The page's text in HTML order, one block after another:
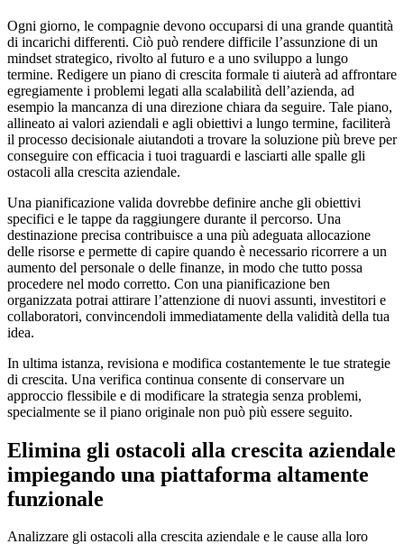
Ogni giorno, le compagnie devono occuparsi di una grande quantità
di incarichi differenti. Ciò può rendere difficile l’assunzione di un
mindset strategico, rivolto al futuro e a uno sviluppo a lungo
termine. Redigere un piano di crescita formale ti aiuterà ad affrontare
egregiamente i problemi legati alla scalabilità dell’azienda, ad
esempio la mancanza di una direzione chiara da seguire. Tale piano,
allineato ai valori aziendali e agli obiettivi a lungo termine, faciliterà
il processo decisionale aiutandoti a trovare la soluzione più breve per
conseguire con efficacia i tuoi traguardi e lasciarti alle spalle gli
ostacoli alla crescita aziendale.
Una pianificazione valida dovrebbe definire anche gli obiettivi
specifici e le tappe da raggiungere durante il percorso. Una
destinazione precisa contribuisce a una più adeguata allocazione
delle risorse e permette di capire quando è necessario ricorrere a un
aumento del personale o delle finanze, in modo che tutto possa
procedere nel modo corretto. Con una pianificazione ben
organizzata potrai attirare l’attenzione di nuovi assunti, investitori e
collaboratori, convincendoli immediatamente della validità della tua
idea.
In ultima istanza, revisiona e modifica costantemente le tue strategie
di crescita. Una verifica continua consente di conservare un
approccio flessibile e di modificare la strategia senza problemi,
specialmente se il piano originale non può più essere seguito.
Elimina gli ostacoli alla crescita aziendale
impiegando una piattaforma altamente
funzionale
Analizzare gli ostacoli alla crescita aziendale e le cause alla loro